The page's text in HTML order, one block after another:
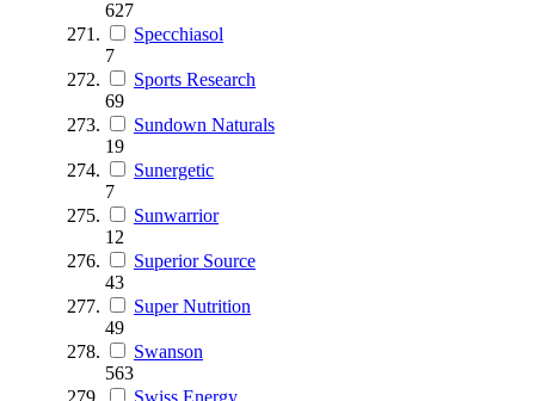
627
Specchiasol
7
Sports Research
69
Sundown Naturals
19
Sunergetic
7
Sunwarrior
12
Superior Source
43
Super Nutrition
49
Swanson
563
Swiss Energy